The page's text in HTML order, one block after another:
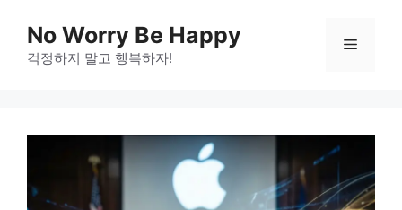
content
No Worry Be Happy
걱정하지 말고 행복하자!
Menu